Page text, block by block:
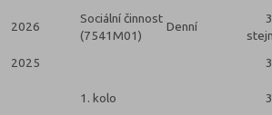
2026
Sociální činnost
(7541M01)
Denní
2025
1. kolo